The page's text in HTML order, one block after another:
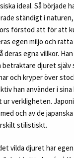
ideal. Så började
ständigt i
förstod att för att
egen miljö och
deras egna villkor.
betraktare djuret själv
och kryper över
han använder i
verkligheten.
och av de
stilistiskt.
vilda djuret har